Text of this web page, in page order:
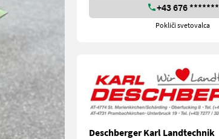
+43 676 *******
Pokliči svetovalca
Deschberger Karl Landtechnik